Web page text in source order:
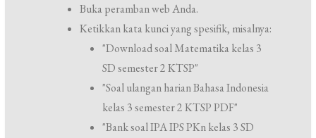
Buka peramban web Anda.
Ketikkan kata kunci yang spesifik, misalnya:
"Download soal Matematika kelas 3
SD semester 2 KTSP"
"Soal ulangan harian Bahasa Indonesia
kelas 3 semester 2 KTSP PDF"
"Bank soal IPA IPS PKn kelas 3 SD